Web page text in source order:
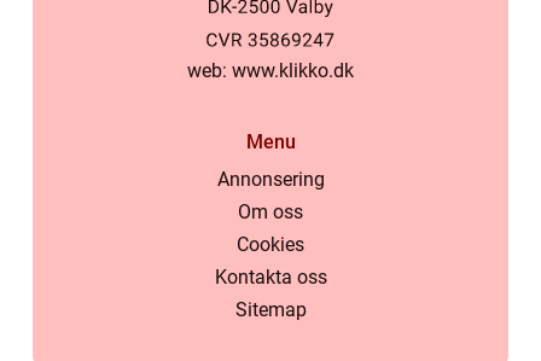
web: www.klikko.dk
Menu
Annonsering
Om oss
Cookies
Kontakta oss
Sitemap